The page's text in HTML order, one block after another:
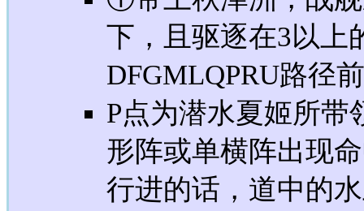
下，且驱逐在3以上
DFGMLQPRU路径
P点为潜水夏姬所带
形阵或单横阵出现
行进的话，道中的